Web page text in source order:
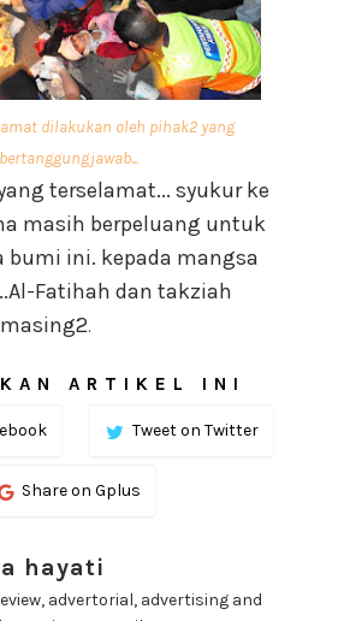
dilakukan oleh pihak2 yang
bertanggungjawab...
terselamat... syukur ke
masih berpeluang untuk
bumi ini. kepada mangsa
Fatihah dan takziah
.
ARTIKEL INI
Tweet on Twitter
Share on Gplus
hayati
advertorial, advertising and